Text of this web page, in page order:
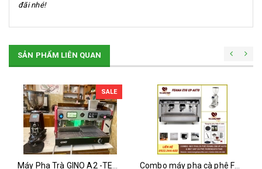
đãi nhé!
SẢN PHẨM LIÊN QUAN
SALE